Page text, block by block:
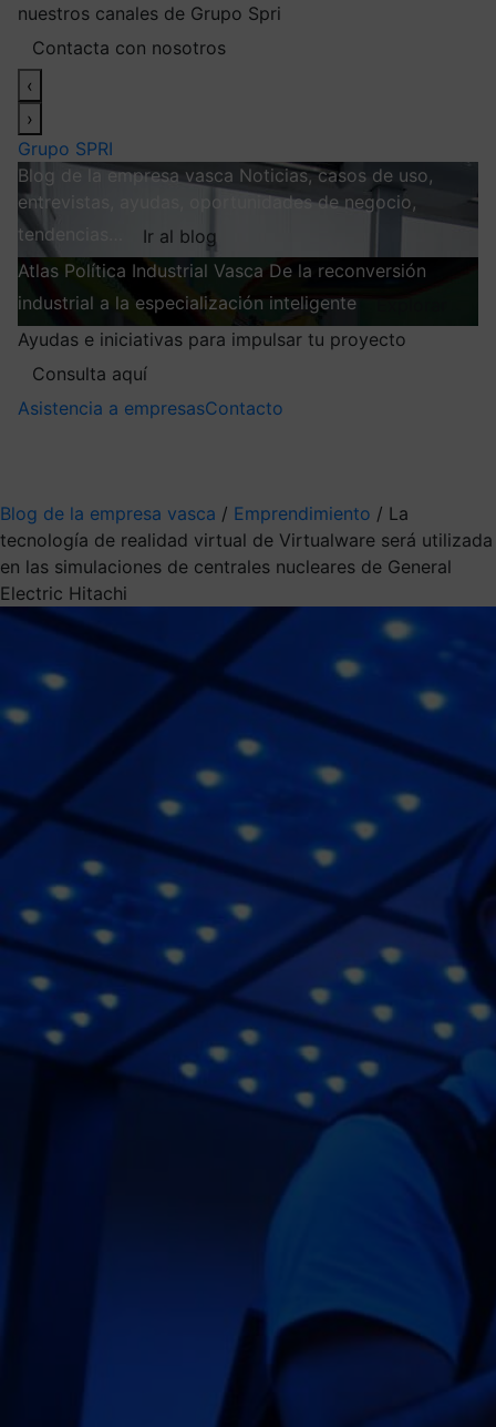
nuestros canales de Grupo Spri
Contacta con nosotros
‹
›
Grupo SPRI
Blog de la empresa vasca Noticias, casos de uso,
entrevistas, ayudas, oportunidades de negocio,
tendencias…
Ir al blog
Atlas Política Industrial Vasca De la reconversión
industrial a la especialización inteligente
Ayudas e iniciativas para impulsar tu proyecto
Consulta aquí
Asistencia a empresasContacto
Blog de la empresa vasca / Emprendimiento / La
tecnología de realidad virtual de Virtualware será utilizada
en las simulaciones de centrales nucleares de General
Electric Hitachi